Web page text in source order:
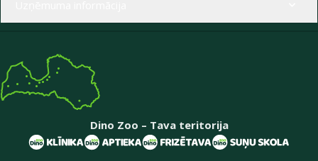
Dino Zoo – Tava teritorija